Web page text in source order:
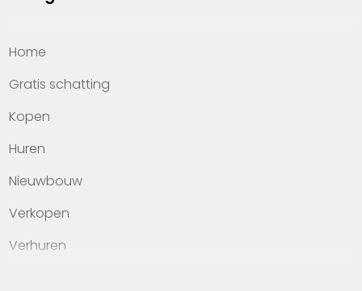
Home
Gratis schatting
Kopen
Huren
Nieuwbouw
Verkopen
Verhuren